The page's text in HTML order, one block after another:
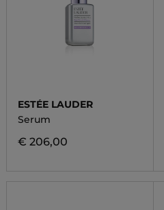
ESTÉE LAUDER
Serum
€ 206,00